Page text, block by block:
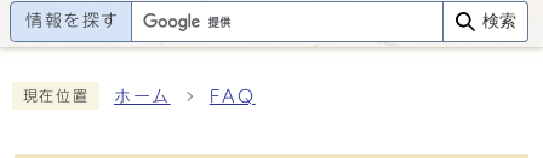
情報を探す 検索
現在位置 ホーム FAQ